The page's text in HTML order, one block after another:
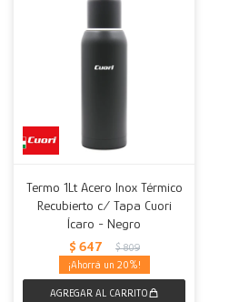
Termo 1Lt Acero Inox Térmico
Recubierto c/ Tapa Cuori
Ícaro - Negro
$ 647 $ 809
20